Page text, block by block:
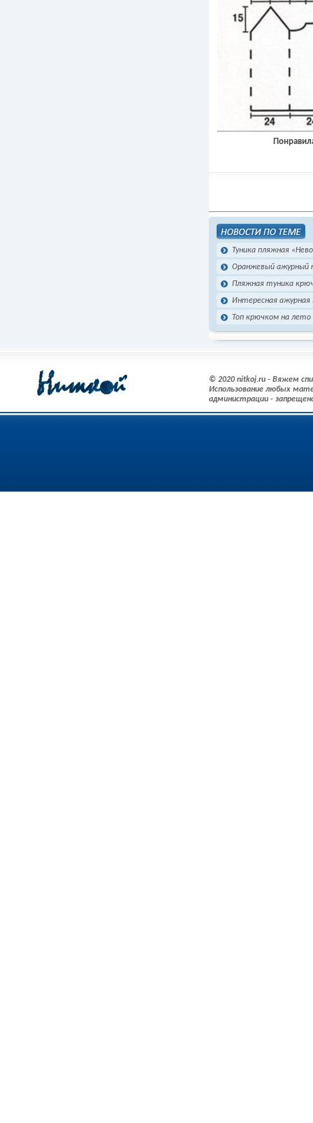
Туника пляжная
Оранжевый ажурный
Пляжная туника
Интересная
Топ крючком на
© 2020 nitkoj.ru - Вяжем
Использование любых
администрации -